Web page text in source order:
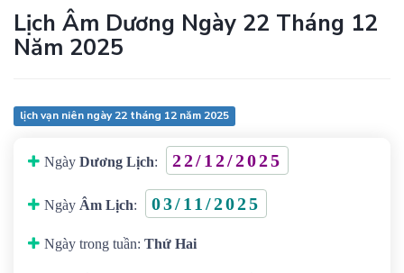
Lịch Âm Dương Ngày 22 Tháng 12
Năm 2025
lịch vạn niên ngày 22 tháng 12 năm 2025
Ngày Dương Lịch: 22/12/2025
Ngày Âm Lịch: 03/11/2025
Ngày trong tuần: Thứ Hai